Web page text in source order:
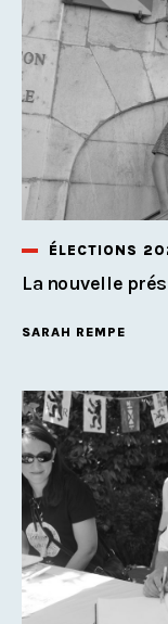
ÉLECTIONS
La nouvelle
SARAH REMPE